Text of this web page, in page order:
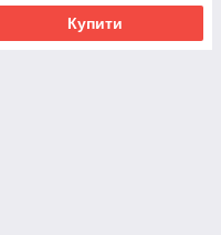
Купити